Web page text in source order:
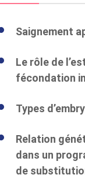
Saignement
Le rôle de
fécondation
Types
Relation
dans un
de